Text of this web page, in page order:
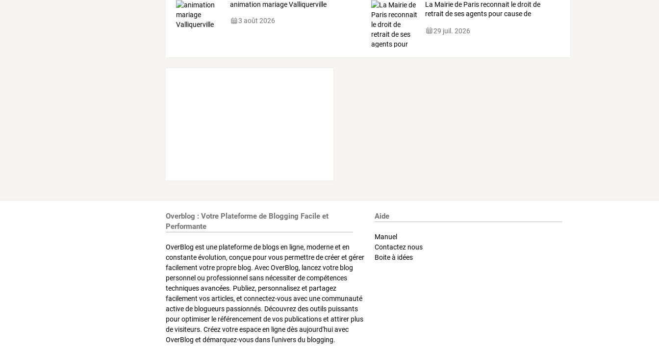
animation mariage Valliquerville
3 août 2026
La Mairie de Paris reconnait le droit de
retrait de ses agents pour cause de
29 juil. 2026
Overblog : Votre Plateforme de Blogging Facile et
Performante
OverBlog est une plateforme de blogs en ligne, moderne et en
constante évolution, conçue pour vous permettre de créer et gérer
facilement votre propre blog. Avec OverBlog, lancez votre blog
personnel ou professionnel sans nécessiter de compétences
techniques avancées. Publiez, personnalisez et partagez
facilement vos articles, et connectez-vous avec une communauté
active de blogueurs passionnés. Découvrez des outils puissants
pour optimiser le référencement de vos publications et attirer plus
de visiteurs. Créez votre espace en ligne dès aujourd'hui avec
OverBlog et démarquez-vous dans l'univers du blogging.
Aide
Manuel
Contactez nous
Boite à idées